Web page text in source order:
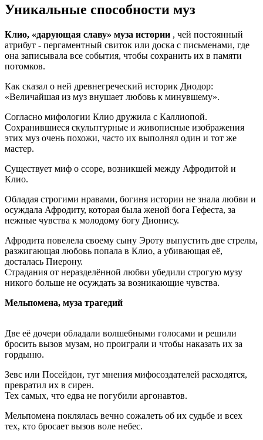
Уникальные способности муз
Клио, «дарующая славу» муза истории , чей постоянный
атрибут - пергаментный свиток или доска с письменами, где
она записывала все события, чтобы сохранить их в памяти
потомков.
Как сказал о ней древнегреческий историк Диодор:
«Величайшая из муз внушает любовь к минувшему».
Согласно мифологии Клио дружила с Каллиопой.
Сохранившиеся скульптурные и живописные изображения
этих муз очень похожи, часто их выполнял один и тот же
мастер.
Существует миф о ссоре, возникшей между Афродитой и
Клио.
Обладая строгими нравами, богиня истории не знала любви и
осуждала Афродиту, которая была женой бога Гефеста, за
нежные чувства к молодому богу Дионису.
Афродита повелела своему сыну Эроту выпустить две стрелы,
разжигающая любовь попала в Клио, а убивающая её,
досталась Пиерону.
Страдания от неразделённой любви убедили строгую музу
никого больше не осуждать за возникающие чувства.
Мельпомена, муза трагедий
Две её дочери обладали волшебными голосами и решили
бросить вызов музам, но проиграли и чтобы наказать их за
гордыню.
Зевс или Посейдон, тут мнения мифосоздателей расходятся,
превратил их в сирен.
Тех самых, что едва не погубили аргонавтов.
Мельпомена поклялась вечно сожалеть об их судьбе и всех
тех, кто бросает вызов воле небес.